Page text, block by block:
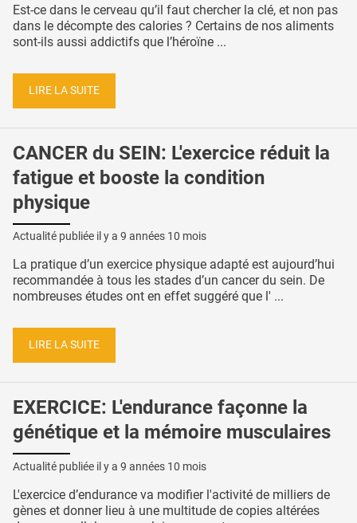
Est-ce dans le cerveau qu’il faut chercher la clé, et non pas
dans le décompte des calories ? Certains de nos aliments
sont-ils aussi addictifs que l’héroïne ...
LIRE LA SUITE
CANCER du SEIN: L'exercice réduit la
fatigue et booste la condition
physique
Actualité publiée il y a 9 années 10 mois
La pratique d’un exercice physique adapté est aujourd’hui
recommandée à tous les stades d’un cancer du sein. De
nombreuses études ont en effet suggéré que l' ...
LIRE LA SUITE
EXERCICE: L'endurance façonne la
génétique et la mémoire musculaires
Actualité publiée il y a 9 années 10 mois
L'exercice d’endurance va modifier l'activité de milliers de
gènes et donner lieu à une multitude de copies altérées